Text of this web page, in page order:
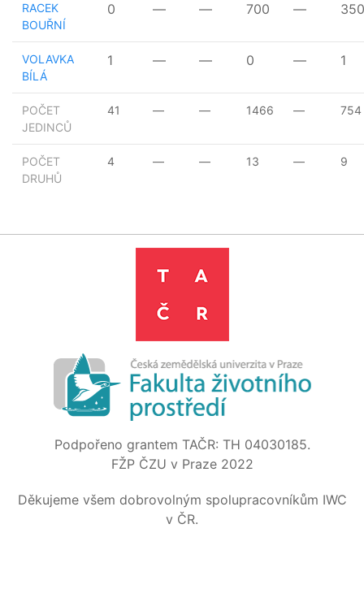
POČET
JEDINCŮ
41 — — 1466 — 754
POČET
DRUHŮ
4 — — 13 — 9
RACEK
BOUŘNÍ
0 — — 700 — 350
VOLAVKA
BÍLÁ
1 — — 0 — 1
Podpořeno grantem TAČR: TH 04030185.
FŽP ČZU v Praze 2022
Děkujeme všem dobrovolným spolupracovníkům IWC
v ČR.